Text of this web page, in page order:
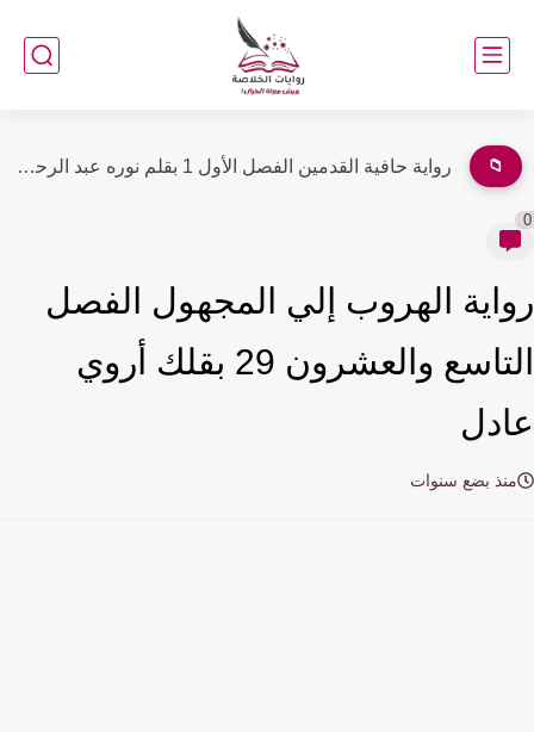
📁 رواية صعود إمرأة كامله ( جميع الفصول ) بقلم أيه...
الهروب إلي المجهول الفصل
التاسع والعشرون 29 بقلك أروي
بضع سنوات